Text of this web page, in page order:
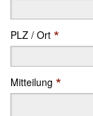
PLZ / Ort *
Mitteilung *